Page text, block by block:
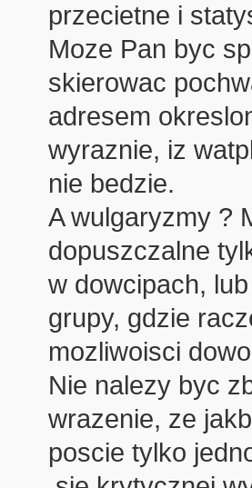
przecietne i
Moze Pan byc
skierowac
adresem
wyraznie, iz
nie bedzie.
A wulgaryzmy ?
dopuszczalne
w dowcipach,
grupy, gdzie
mozliwoisci
Nie nalezy byc
wrazenie, ze
poscie tylko